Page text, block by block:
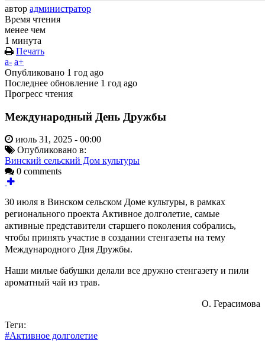
автор администратор
Время чтения
менее чем
1 минута
Печать
a- a+
Опубликовано 1 год ago
Последнее обновление 1 год ago
Прогресс чтения
Международный День Дружбы
июль 31, 2025 - 00:00
Опубликовано в:
Винский сельский Дом культуры
0 comments
30 июля в Винском сельском Доме культуры, в рамках
регионального проекта Активное долголетие, самые
активные представители старшего поколения собрались,
чтобы принять участие в создании стенгазеты на тему
Международного Дня Дружбы.
Наши милые бабушки делали все дружно стенгазету и пили
ароматный чай из трав.
О. Герасимова
Теги:
#Активное долголетие